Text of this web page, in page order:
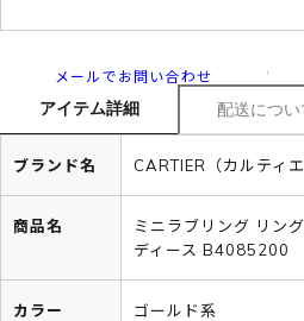
メールでお問い合わせ
アイテム詳細 配送につい
ブランド名 CARTIER（カルティエ
商品名
ミニラブリング リン
ディース B4085200
カラー ゴールド系